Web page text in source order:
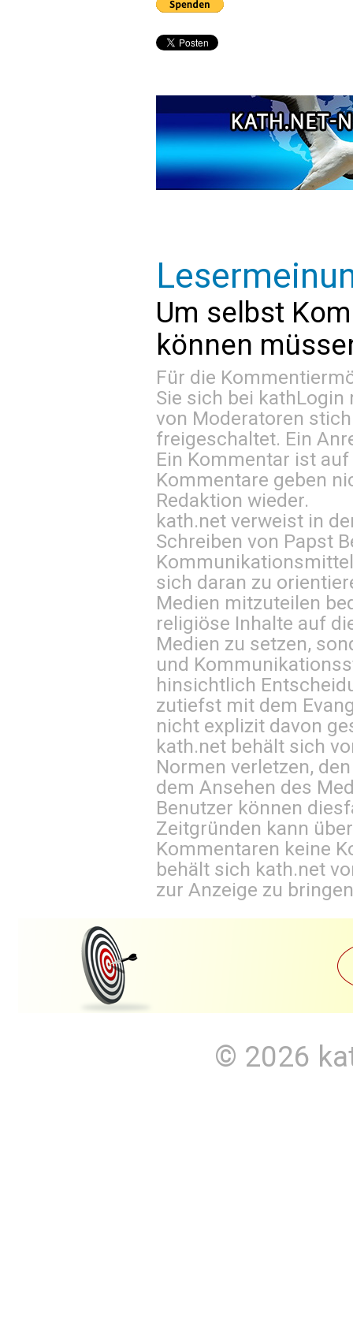
Um selbst
können
Für die
Sie sich bei kathLogin
von Moderatoren
freigeschaltet. Ein
Ein Kommentar ist
Kommentare geben
Redaktion wieder.
kath.net verweist in
Schreiben von Papst
sich daran zu
Medien mitzuteilen
religiöse Inhalte auf
Medien zu setzen,
und
hinsichtlich
zutiefst mit dem
nicht explizit davon
kath.net behält sich
Normen verletzen,
dem Ansehen des
Benutzer können
Zeitgründen kann
Kommentaren keine
behält sich kath.net
zur Anzeige zu
© 2026